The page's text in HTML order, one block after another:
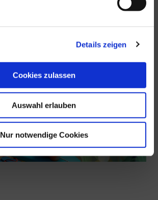
Details zeigen
Cookies zulassen
Auswahl erlauben
Nur notwendige Cookies